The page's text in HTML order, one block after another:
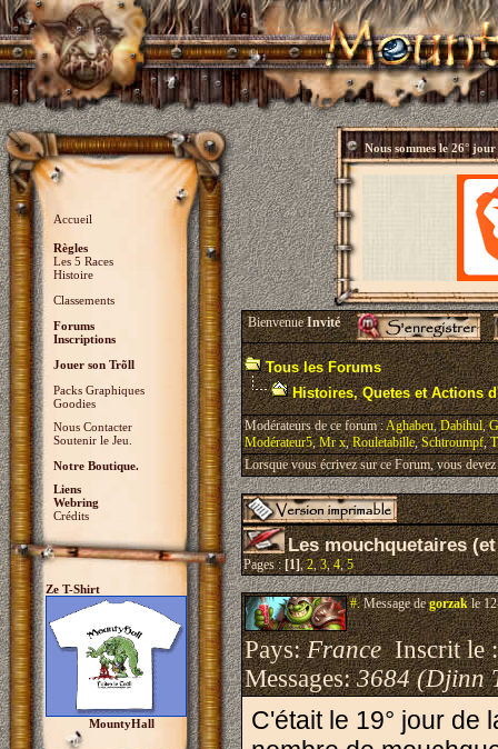
Accueil
Règles
Les 5 Races
Histoire
Classements
Forums
Inscriptions
Jouer son Trõll
Packs Graphiques
Goodies
Nous Contacter
Soutenir le Jeu.
Notre Boutique.
Liens
Webring
Crédits
Ze T-Shirt
MountyHall
Nous sommes le26° jour
BienvenueInvité
Tous les Forums
Histoires, Quetes et Actions
Modérateurs de ce forum :Aghabeu,Dabihul,
Modérateur5,Mr x,Rouletabille,Schtroumpf,
Lorsque vous écrivez sur ce Forum, vous
Les mouchquetaires
Pages :[1],2,3,4,5
#.Message degorzakle
Pays:FranceInscrit le
Messages:3684 (Djinn
C'était le 19° jour de